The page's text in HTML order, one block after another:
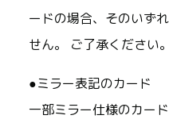
ードの場合、そのいず
せん。 ご了承ください。
●ミラー表記のカード
一部ミラー仕様のカー